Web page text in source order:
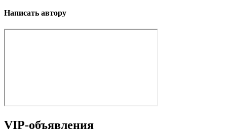
Написать автору
VIP-объявления